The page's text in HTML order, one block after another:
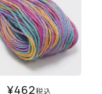
¥462税込